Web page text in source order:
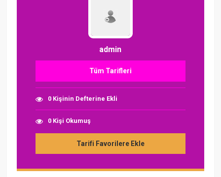
admin
Tüm Tarifleri
0 Kişinin Defterine Ekli
0 Kişi Okumuş
Tarifi Favorilere Ekle